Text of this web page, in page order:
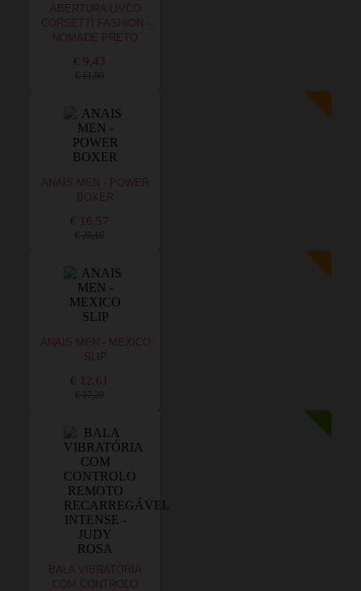
ABERTURA LIVCO
CORSETTI FASHION -
NOMADE PRETO
€ 9,43
€ 11,00
ANAIS MEN - POWER
BOXER
€ 16,57
€ 20,16
ANAIS MEN - MEXICO
SLIP
€ 12,61
€ 17,20
BALA VIBRATÓRIA
COM CONTROLO